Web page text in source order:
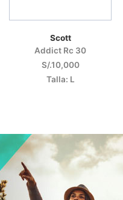
Scott
Addict Rc 30
S/.10,000
Talla: L